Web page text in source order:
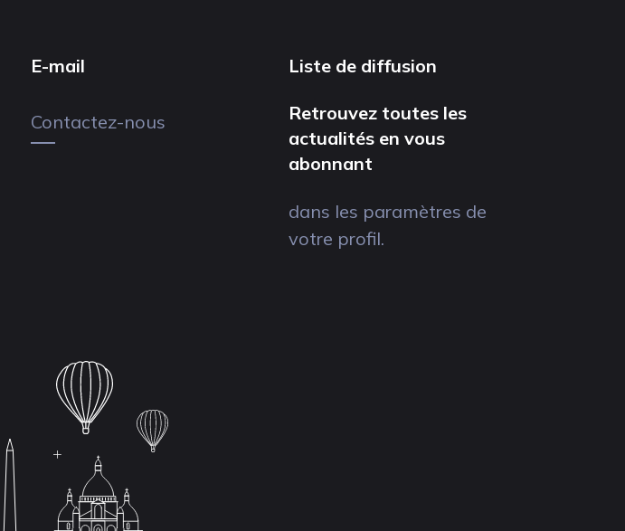
E-mail
Contactez-nous
Liste de diffusion
Retrouvez toutes les
actualités en vous
abonnant
dans les paramètres de
votre profil.